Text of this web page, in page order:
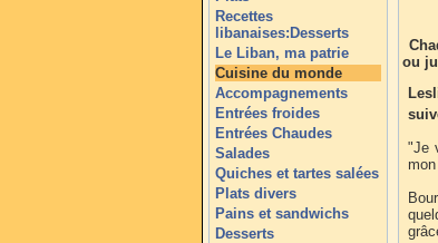
Recettes
libanaises:Desserts
Le Liban, ma patrie
Cuisine du monde
Accompagnements
Entrées froides
Entrées Chaudes
Salades
Quiches et tartes salées
Plats divers
Pains et sandwichs
Desserts
ou
"Je